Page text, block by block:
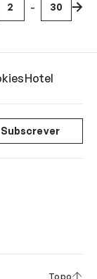
2 30
Hotel
Topo
Subscrever